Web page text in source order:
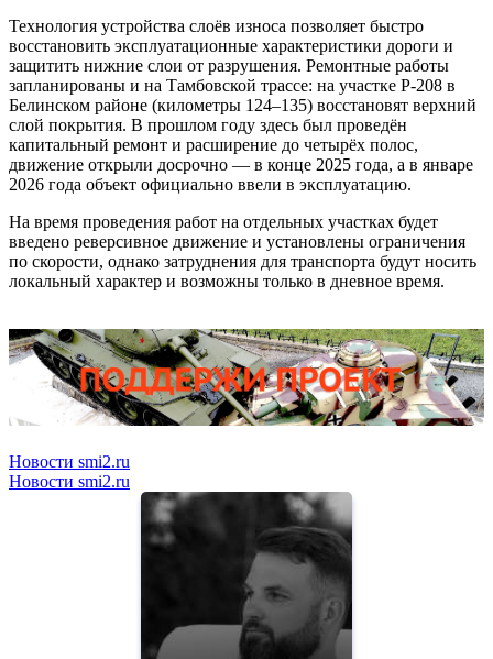
Технология устройства слоёв износа позволяет быстро
восстановить эксплуатационные характеристики дороги и
защитить нижние слои от разрушения. Ремонтные работы
запланированы и на Тамбовской трассе: на участке Р-208 в
Белинском районе (километры 124–135) восстановят верхний
слой покрытия. В прошлом году здесь был проведён
капитальный ремонт и расширение до четырёх полос,
движение открыли досрочно — в конце 2025 года, а в январе
2026 года объект официально ввели в эксплуатацию.
На время проведения работ на отдельных участках будет
введено реверсивное движение и установлены ограничения
по скорости, однако затруднения для транспорта будут носить
локальный характер и возможны только в дневное время.
Новости smi2.ru
Новости smi2.ru